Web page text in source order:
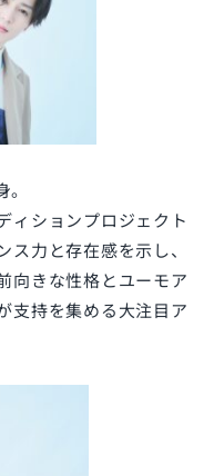
ィションプロジェクト
力と存在感を示し、
向きな性格とユーモア
支持を集める大注目ア